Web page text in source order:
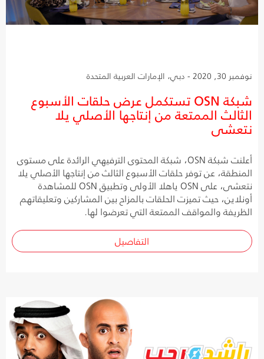
نوفمبر 30, 2020 - دبي، الإمارات العربية المتحدة
شبكة OSN تستكمل عرض حلقات الأسبوع
الثالث الممتعة من إنتاجها الأصلي يلا
نتعشى
أعلنت شبكة OSN، شبكة المحتوى الترفيهي الرائدة على مستوى
المنطقة، عن توفر حلقات الأسبوع الثالث من إنتاجها الأصلي يلا
نتعشى، على OSN ياهلا الأولى وتطبيق OSN للمشاهدة
أونلاين، حيث تميزت الحلقات بالمزاح بين المشاركين وتعليقاتهم
الظريفة والمواقف الممتعة التي تعرضوا لها.
التفاصيل